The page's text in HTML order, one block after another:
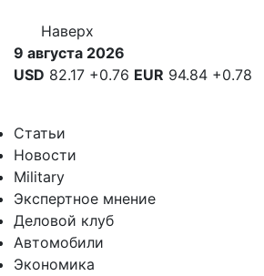
Наверх
9 августа 2026
USD 82.17 +0.76 EUR 94.84 +0.78
Статьи
Новости
Military
Экспертное мнение
Деловой клуб
Автомобили
Экономика